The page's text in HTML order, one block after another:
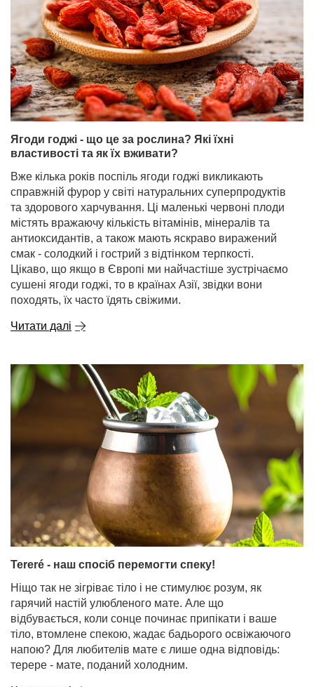
Ягоди годжі - що це за рослина? Які їхні
властивості та як їх вживати?
Вже кілька років поспіль ягоди годжі викликають
справжній фурор у світі натуральних суперпродуктів
та здорового харчування. Ці маленькі червоні плоди
містять вражаючу кількість вітамінів, мінералів та
антиоксидантів, а також мають яскраво виражений
смак - солодкий і гострий з відтінком терпкості.
Цікаво, що якщо в Європі ми найчастіше зустрічаємо
сушені ягоди годжі, то в країнах Азії, звідки вони
походять, їх часто їдять свіжими.
Читати далі
Tereré - наш спосіб перемогти спеку!
Ніщо так не зігріває тіло і не стимулює розум, як
гарячий настій улюбленого мате. Але що
відбувається, коли сонце починає припікати і ваше
тіло, втомлене спекою, жадає бадьорого освіжаючого
напою? Для любителів мате є лише одна відповідь:
терере - мате, поданий холодним.